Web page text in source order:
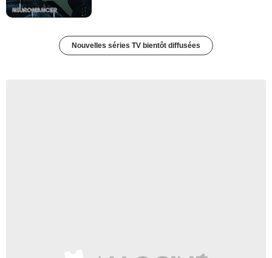
Nouvelles séries TV bientôt diffusées